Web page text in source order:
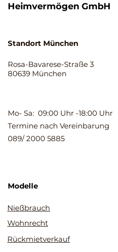
Heimvermögen GmbH
Standort München
Rosa-Bavarese-Straße 3
80639 München
Mo- Sa: 09:00 Uhr -18:00 Uhr
Termine nach Vereinbarung
089/ 2000 5885
Modelle
Nießbrauch
Wohnrecht
Rückmietverkauf